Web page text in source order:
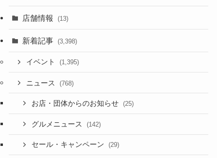
店舗情報 (13)
新着記事 (3,398)
イベント (1,395)
ニュース (768)
お店・団体からのお知らせ (25)
グルメニュース (142)
セール・キャンペーン (29)